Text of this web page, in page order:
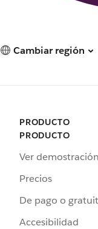
Cambiar región
PRODUCTO
PRODUCTO
Ver demostración
Precios
De pago o
Accesibilidad